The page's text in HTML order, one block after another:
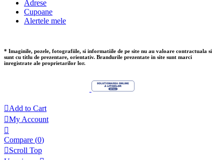
Adrese
Cupoane
Alertele mele
* Imaginile, pozele, fotografiile, si informatiile de pe site nu au valoare contractuala si
sunt cu titlu de prezentare, orientativ. Brandurile prezentate in site sunt marci
inregistrate ale proprietarilor lor.
Add to Cart
My Account

Compare (0)
Scroll Top